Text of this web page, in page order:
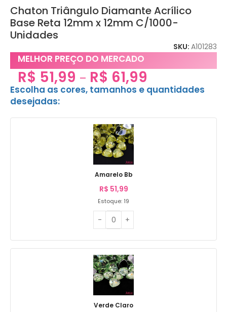
Chaton Triângulo Diamante Acrílico
Base Reta 12mm x 12mm C/1000-
Unidades
SKU: A101283
MELHOR PREÇO DO MERCADO
R$ 51,99 – R$ 61,99
Escolha as cores, tamanhos e quantidades
desejadas:
Amarelo Bb
R$ 51,99
Estoque: 19
Verde Claro